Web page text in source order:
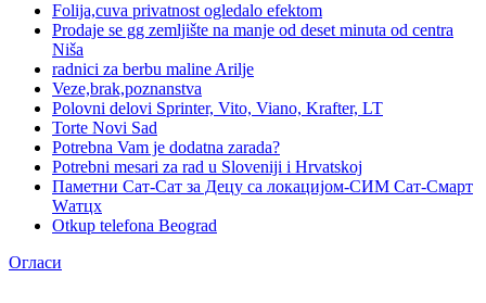
Folija,cuva privatnost ogledalo efektom
Prodaje se gg zemljište na manje od deset minuta od centra
Niša
radnici za berbu maline Arilje
Veze,brak,poznanstva
Polovni delovi Sprinter, Vito, Viano, Krafter, LT
Torte Novi Sad
Potrebna Vam je dodatna zarada?
Potrebni mesari za rad u Sloveniji i Hrvatskoj
Паметни Сат-Сат за Децу са локацијом-СИМ Сат-Смарт
Wатцх
Otkup telefona Beograd
Огласи